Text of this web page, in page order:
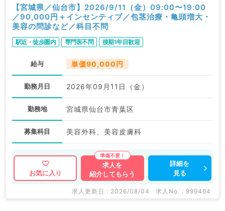
【宮城県／仙台市】2026/9/11（金）09:00〜19:00
／90,000円＋インセンティブ／包茎治療・亀頭増大・
美容の問診など／科目不問
駅近・徒歩圏内 専門医不問 後期1年目歓迎
給与 単価90,000円
勤務月日 2026年09月11日（金）
勤務地 宮城県仙台市青葉区
募集科目 美容外科、美容皮膚科
お気に入り
求人を
紹介してもらう
詳細を
見る
求人更新日 : 2026/08/04 求人No. : 999464